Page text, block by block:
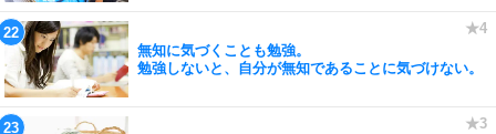
無知に気づくことも勉強。
勉強しないと、自分が無知であることに気づけない。